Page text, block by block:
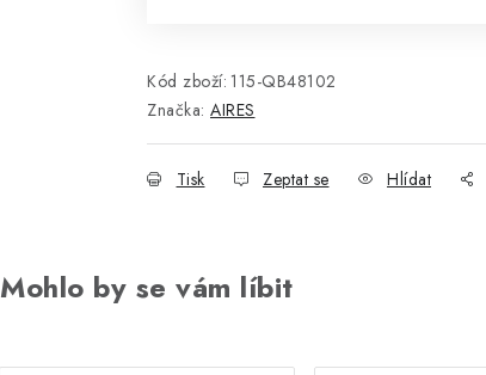
Kód zboží: 115-QB48102
Značka: AIRES
Tisk Zeptat se Hlídat
Mohlo by se vám líbit